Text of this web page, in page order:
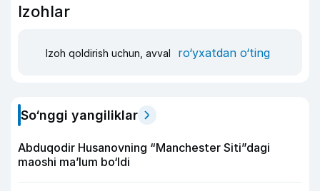
Izohlar
Izoh qoldirish uchun, avval ro‘yxatdan o‘ting
So‘nggi yangiliklar
Abduqodir Husanovning “Manchester Siti”dagi
maoshi ma’lum bo‘ldi